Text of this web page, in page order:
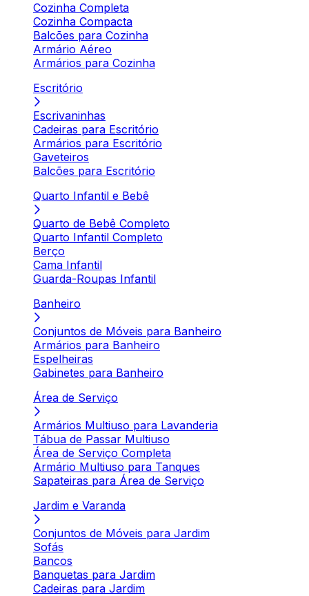
Cozinha Completa
Cozinha Compacta
Balcões para Cozinha
Armário Aéreo
Armários para Cozinha
Escritório
Escrivaninhas
Cadeiras para Escritório
Armários para Escritório
Gaveteiros
Balcões para Escritório
Quarto Infantil e Bebê
Quarto de Bebê Completo
Quarto Infantil Completo
Berço
Cama Infantil
Guarda-Roupas Infantil
Banheiro
Conjuntos de Móveis para Banheiro
Armários para Banheiro
Espelheiras
Gabinetes para Banheiro
Área de Serviço
Armários Multiuso para Lavanderia
Tábua de Passar Multiuso
Área de Serviço Completa
Armário Multiuso para Tanques
Sapateiras para Área de Serviço
Jardim e Varanda
Conjuntos de Móveis para Jardim
Sofás
Bancos
Banquetas para Jardim
Cadeiras para Jardim